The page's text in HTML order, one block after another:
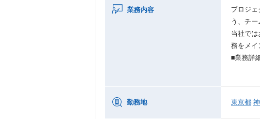
業務内容
プロジ
う、チ
当社で
務をメイ
■業務詳
勤務地 東京都